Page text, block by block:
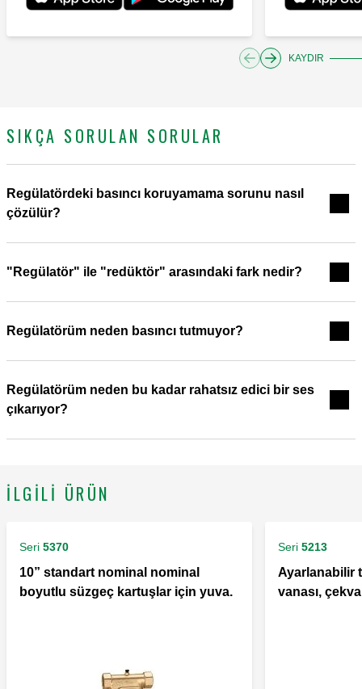
KAYDIR
SIKÇA SORULAN SORULAR
Regülatördeki basıncı koruyamama sorunu nasıl
çözülür?
"Regülatör" ile "redüktör" arasındaki fark nedir?
Regülatörüm neden basıncı tutmuyor?
Regülatörüm neden bu kadar rahatsız edici bir ses
çıkarıyor?
İLGILI ÜRÜN
Seri 5370
10” standart nominal nominal
boyutlu süzgeç kartuşlar için yuva.
Seri 5213
Ayarlanabilir
vanası,